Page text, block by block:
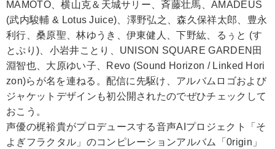
MAMOTO、横山克＆天城サリー、斉藤壮馬、AMADEUS
(武内駿輔 & Lotus Juice)、澤野弘之、森久保祥太郎、豊永
利行、桑原聖、林ゆうき、伊東健人、下野紘、るぅと (す
とぷり)、小岩井ことり、UNISON SQUARE GARDEN田
淵智也、大原ゆい子、Revo (Sound Horizon / Linked Hori
zon)らが名を連ねる。配信に先駆け、アルバムロゴおよび
ジャケットデザインも初公開されたのでぜひチェックして
おこう。
声優の梶裕貴がプロデュースする音声AIプロジェクト「そ
よぎフラクタル」のコンピレーションアルバム「0rigin」